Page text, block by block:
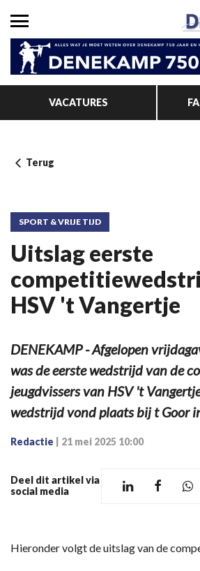
VACATURES
Terug
SPORT & VRIJE TIJD
Uitslag eerste
HSV 't Vangertje
DENEKAMP - Afgelopen
was de eerste wedstrijd van de
jeugdvissers van HSV 't
wedstrijd vond plaats bij t Goor
Redactie 21 mei 2025 10:00
Deel dit artikel via
social media
Hieronder volgt de uitslag van de